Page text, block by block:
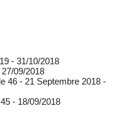
- 31/10/2018
27/09/2018
46 - 21 Septembre 2018 -
- 18/09/2018